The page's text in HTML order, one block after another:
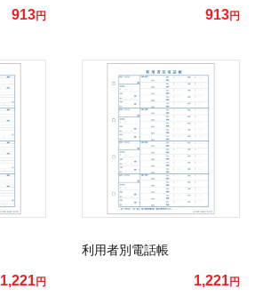
913円 913円
1,221円
利用者別電話帳
1,221円